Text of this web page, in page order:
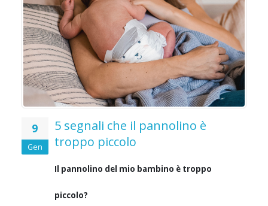
9
Gen
5 segnali che il pannolino è
troppo piccolo
Il pannolino del mio bambino è troppo
piccolo?